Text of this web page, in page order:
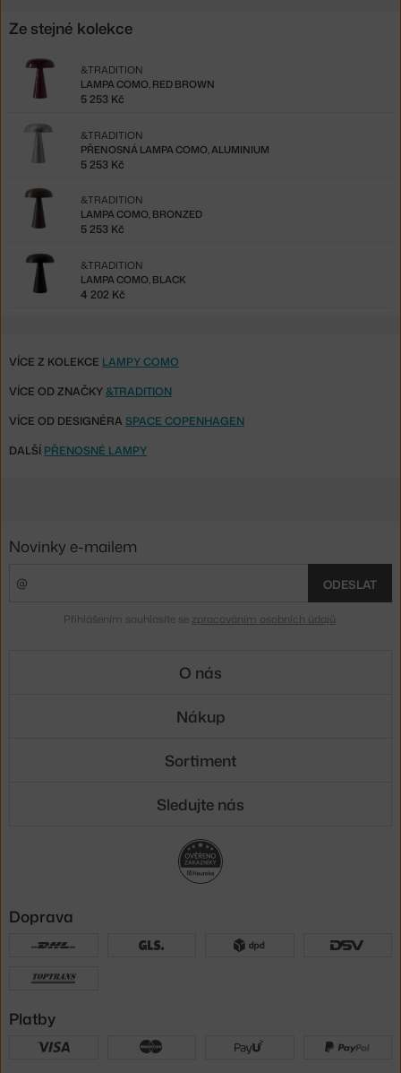
Ze stejné kolekce
LAMPA COMO, RED BROWN
&TRADITION
5 253 Kč
PŘENOSNÁ LAMPA COMO, ALUMINIUM
&TRADITION
5 253 Kč
LAMPA COMO, BRONZED
&TRADITION
5 253 Kč
LAMPA COMO, BLACK
&TRADITION
4 202 Kč
VÍCE Z KOLEKCE LAMPY COMO
VÍCE OD ZNAČKY&TRADITION
VÍCE OD DESIGNÉRA SPACE COPENHAGEN
DALŠÍ PŘENOSNÉ LAMPY
Novinky e-mailem
ODESLAT
Přihlášením souhlasíte se zpracováním osobních údajů
O nás
Nákup
Sortiment
Sledujte nás
Doprava
Platby